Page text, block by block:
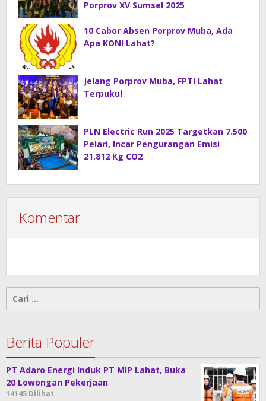
Porprov XV Sumsel 2025
10 Cabor Absen Porprov Muba, Ada
Apa KONI Lahat?
Jelang Porprov Muba, FPTI Lahat
Terpukul
PLN Electric Run 2025 Targetkan 7.500
Pelari, Incar Pengurangan Emisi
21.812 Kg CO2
Komentar
Cari
Berita Populer
PT Adaro Energi Induk PT MIP Lahat, Buka
20 Lowongan Pekerjaan
14145 Dilihat